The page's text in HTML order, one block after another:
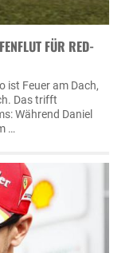
FÜR RED-
ist Feuer am Dach,
Das trifft
Während Daniel
…